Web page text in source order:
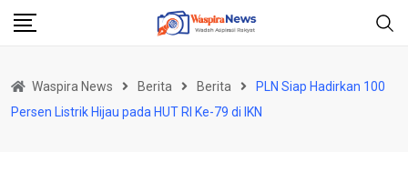
Skip
Waspira News Berita Berita
PLN Siap Hadirkan 100
Persen Listrik Hijau pada HUT RI Ke-79 di IKN